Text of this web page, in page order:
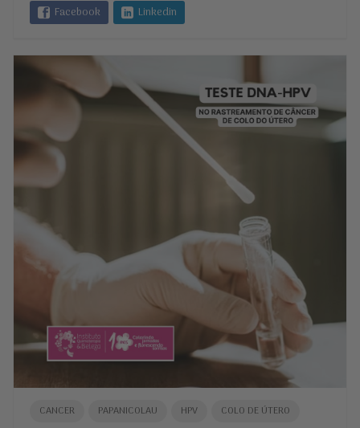
Facebook
Linkedin
CANCER PAPANICOLAU HPV COLO DE ÚTERO